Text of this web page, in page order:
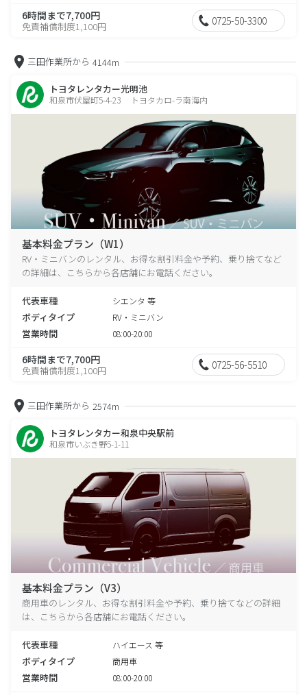
6時間まで7,700円
免責補償制度1,100円 0725-50-3300
三田作業所から 4144m
トヨタレンタカー光明池
和泉市伏屋町5-4-23 トヨタカロ-ラ南海内
基本料金プラン（W1）
RV・ミニバンのレンタル、お得な割引料金や予約、乗り捨てなど
の詳細は、こちらから各店舗にお電話ください。
代表車種 シエンタ 等
ボディタイプ RV・ミニバン
営業時間 08:00-20:00
6時間まで7,700円
免責補償制度1,100円 0725-56-5510
三田作業所から 2574m
トヨタレンタカー和泉中央駅前
和泉市いぶき野5-1-11
基本料金プラン（V3）
商用車のレンタル、お得な割引料金や予約、乗り捨てなどの詳細
は、こちらから各店舗にお電話ください。
代表車種 ハイエース 等
ボディタイプ 商用車
営業時間 08:00-20:00